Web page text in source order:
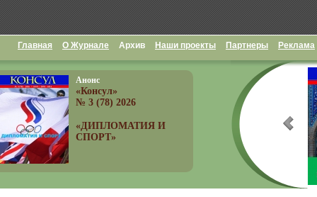
Главная О Журнале Архив Наши проекты Партнеры Реклама
Анонс
«Консул»
№ 3 (78) 2026
«ДИПЛОМАТИЯ И
СПОРТ»